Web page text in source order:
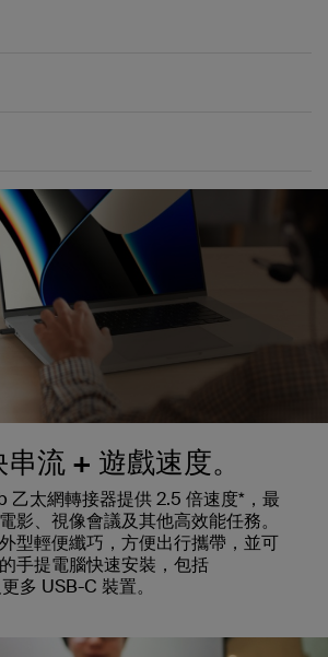
流 + 遊戲速度。
乙太網轉接器提供 2.5 倍速度*，最
影、視像會議及其他高效能任務。
型輕便纖巧，方便出行攜帶，並可
手提電腦快速安裝，包括
多 USB-C 裝置。